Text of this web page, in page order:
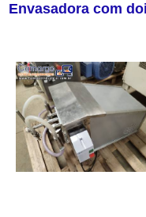
Envasadora com